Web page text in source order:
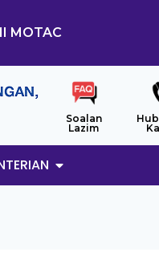
MOTAC
Soalan
Lazim